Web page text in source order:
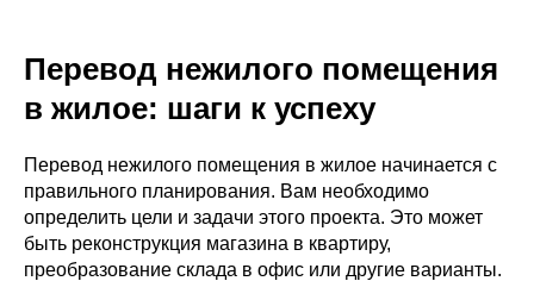
Перевод нежилого помещения
в жилое: шаги к успеху
Перевод нежилого помещения в жилое начинается с
правильного планирования. Вам необходимо
определить цели и задачи этого проекта. Это может
быть реконструкция магазина в квартиру,
преобразование склада в офис или другие варианты.